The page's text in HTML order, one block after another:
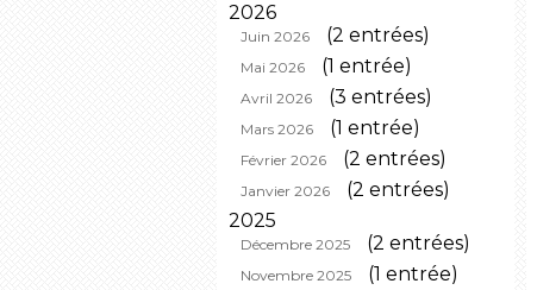
2026
Juin 2026 (2 entrées)
Mai 2026 (1 entrée)
Avril 2026 (3 entrées)
Mars 2026 (1 entrée)
Février 2026 (2 entrées)
Janvier 2026
(2 entrées)
2025
Décembre 2025 (2 entrées)
Novembre 2025 (1 entrée)